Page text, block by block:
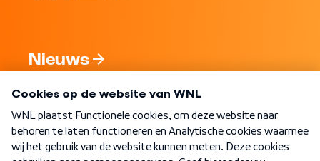
Nieuws
Nieuwsbrief
Word Lid